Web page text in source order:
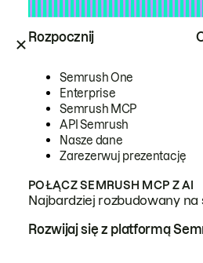
Rozpocznij
Semrush One
Enterprise
Semrush MCP
API Semrush
Nasze dane
Zarezerwuj prezentację
POŁĄCZ SEMRUSH MCP Z AI
Najbardziej rozbudowany
Rozwijaj się z platformą